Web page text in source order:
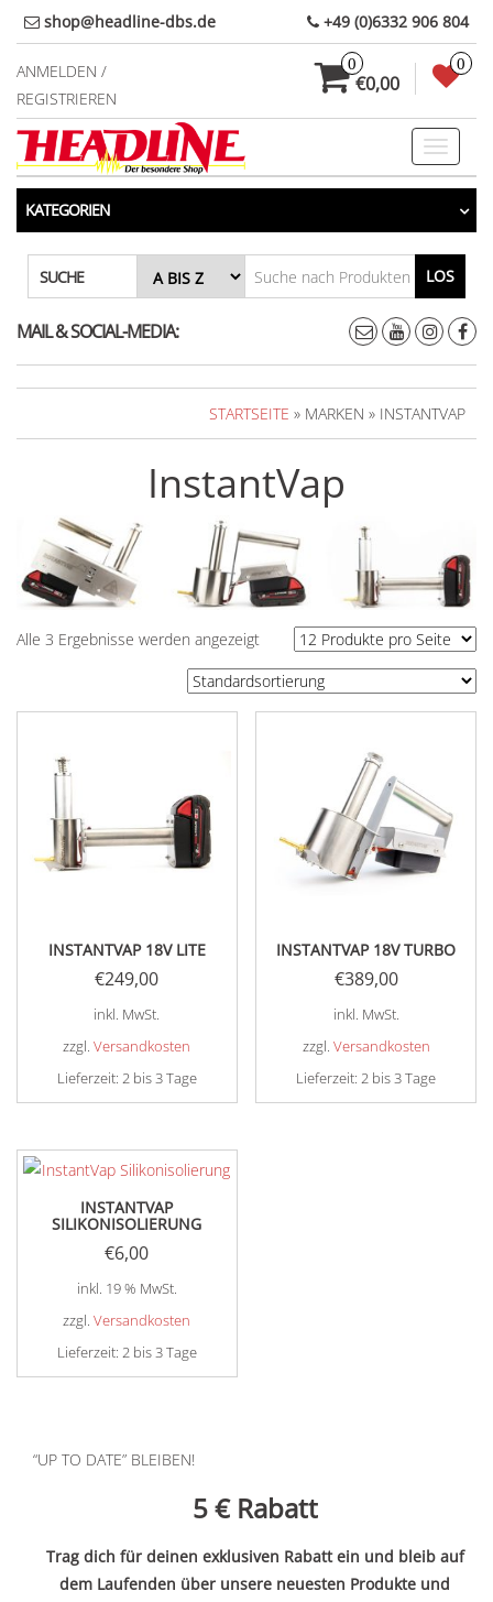
Direkt
zum
Inhalt
shop@headline-dbs.de +49 (0)6332 906 804
ANMELDEN /
REGISTRIEREN
0
€0,00
0
Toggle
KATEGORIEN
SUCHE LOS
MAIL & SOCIAL-MEDIA:
STARTSEITE » MARKEN » INSTANTVAP
InstantVap
Alle 3 Ergebnisse werden angezeigt
INSTANTVAP 18V LITE
€249,00
inkl. MwSt.
zzgl.Versandkosten
Lieferzeit: 2 bis 3 Tage
Dieses
weist
Varianten
auf.
können
auf
der
werden
INSTANTVAP 18V TURBO
€389,00
inkl. MwSt.
zzgl. Versandkosten
Lieferzeit:2 bis 3 Tage
Dieses
INSTANTVAP
SILIKONISOLIERUNG
€6,00
inkl. 19 % MwSt.
zzgl.Versandkosten
Lieferzeit: 2 bis 3 Tage
“UP TO DATE” BLEIBEN!
5 € Rabatt
Trag dich für deinen exklusiven Rabatt ein und bleib auf
dem Laufenden über unsere neuesten Produkte und